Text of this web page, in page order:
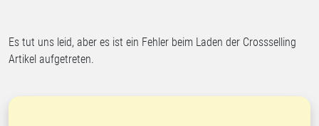
Es tut uns leid, aber es ist ein Fehler beim Laden der Crossselling
Artikel aufgetreten.